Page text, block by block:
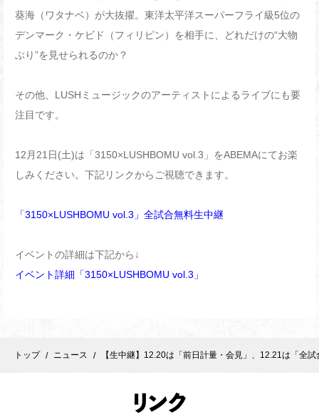
葵海（ワタナベ）が大抜擢。東洋太平洋スーパーフライ級5位の
デンマーク・ケビド（フィリピン）を相手に、どれだけの“大物
ぶり”を見せられるのか？
その他、LUSHミュージックのアーティストによるライブにも要
注目です。
12月21日(土)は「3150×LUSHBOMU vol.3」をABEMAにてお楽
しみください。下記リンクからご視聴できます。
「3150×LUSHBOMU vol.3」全試合無料生中継
イベントの詳細は下記から↓
イベント詳細「3150×LUSHBOMU vol.3」
トップ / ニュース / 【生中継】12.20は「前日計量・会見」、12.21は「全
リンク